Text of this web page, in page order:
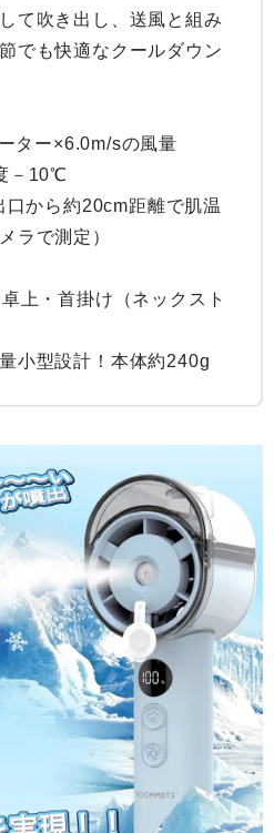
て吹き出し、送風と組み
でも快適なクールダウン
ター×6.0m/sの風量
－10℃
から約20cm距離で肌温
ラで測定）
上・首掛け（ネックスト
小型設計！本体約240g